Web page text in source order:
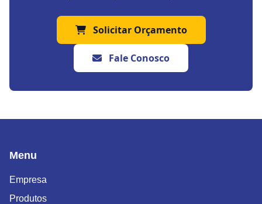
Solicitar Orçamento
Fale Conosco
Menu
Empresa
Produtos